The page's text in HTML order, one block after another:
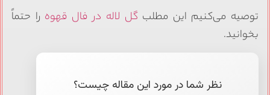
توصیه می‌کنیم این مطلب گل لاله در فال قهوهرا حتماً
بخوانید.
نظر شما در مورد این مقاله چیست؟